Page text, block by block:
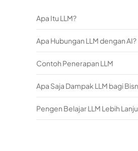
Apa Itu LLM?
Apa Hubungan LLM dengan AI?
Contoh Penerapan LLM
Apa Saja Dampak LLM bagi
Pengen Belajar LLM Lebih